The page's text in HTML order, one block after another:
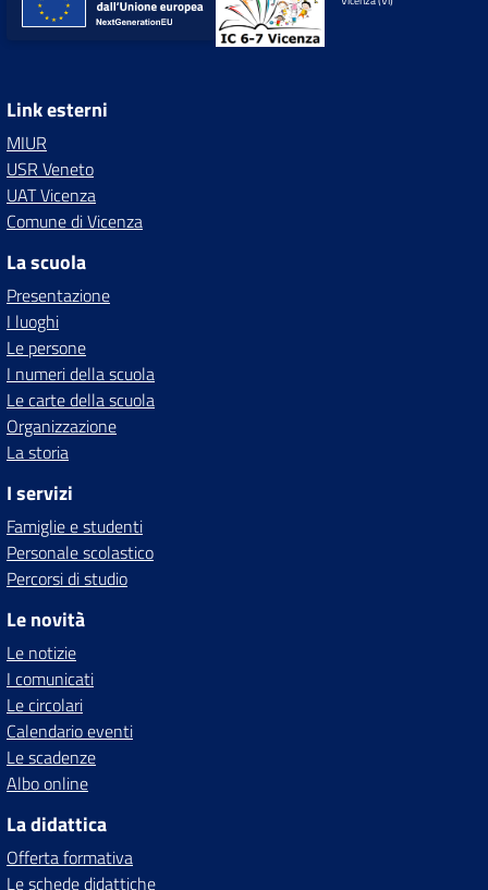
Link esterni
MIUR
USR Veneto
UAT Vicenza
Comune di Vicenza
La scuola
Presentazione
I luoghi
Le persone
I numeri della scuola
Le carte della scuola
Organizzazione
La storia
I servizi
Famiglie e studenti
Personale scolastico
Percorsi di studio
Le novità
Le notizie
I comunicati
Le circolari
Calendario eventi
Le scadenze
Albo online
La didattica
Offerta formativa
Le schede didattiche